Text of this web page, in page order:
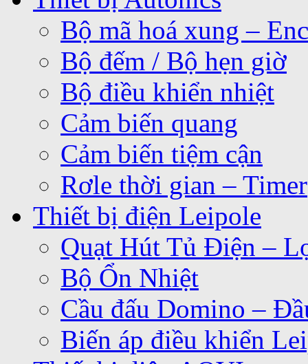
Bộ mã hoá xung –
Bộ đếm / Bộ hẹn giờ
Bộ điều khiển nhiệt
Cảm biến quang
Cảm biến tiệm cận
Rơle thời gian – Timer
Thiết bị điện Leipole
Quạt Hút Tủ Điện –
Bộ Ổn Nhiệt
Cầu đấu Domino –
Biến áp điều khiển